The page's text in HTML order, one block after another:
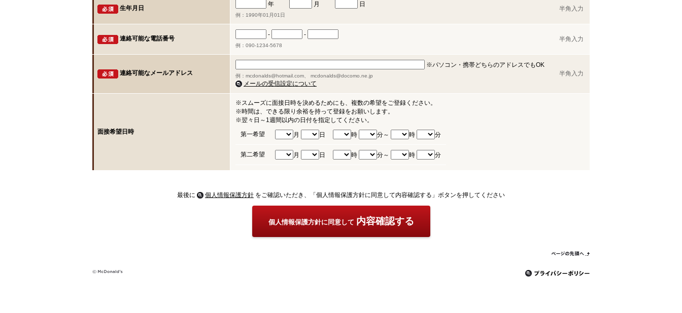
生年月日
年 月 日
例：1990年01月01日
半角入力
連絡可能な電話番号
- -
例：090-1234-5678
半角入力
連絡可能なメールアドレス
※パソコン・携帯どちらのアドレスでもOK
例：mcdonalds@hotmail.com、 mcdonalds@docomo.ne.jp
メールの受信設定について
半角入力
面接希望日時
※スムーズに面接日時を決めるためにも、複数の希望をご登録ください。
※時間は、できる限り余裕を持って登録をお願いします。
※翌々日～1週間以内の日付を指定してください。
第一希望
月 日 時 分～ 時 分
第二希望 月 日 時 分～ 時 分
最後に 個人情報保護方針 をご確認いただき、「個人情報保護方針に同意して内容確認する」ボタンを押してください
個人情報保護方針に同意して 内容確認する